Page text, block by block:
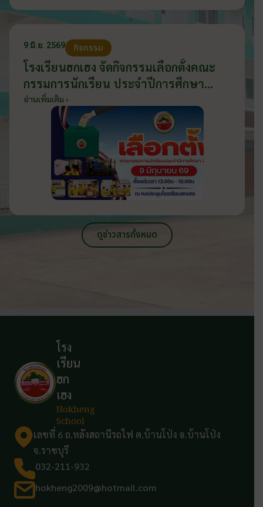
9 มิ.ย. 2569 กิจกรรม
โรงเรียนฮกเฮง จัดกิจกรรมเลือกตั้งคณะ
กรรมการนักเรียน ประจำปีการศึกษา
2569 ส่งเสริมประชาธิปไตยในโรงเรียน
วันที่ 9 มิถุนายน 2569
อ่านเพิ่มเติม ›
ดูข่าวสารทั้งหมด
โรง
เรียน
ฮก
เฮง
Hokheng
School
เลขที่ 6 ถ.หลังสถานีรถไฟ ต.บ้านโป่ง อ.บ้านโป่ง
จ.ราชบุรี
032-211-932
hokheng2009@hotmail.com